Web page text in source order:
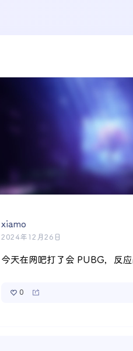
xiamo
2024年12月26日
今天在网吧打了会 PUBG，反
0